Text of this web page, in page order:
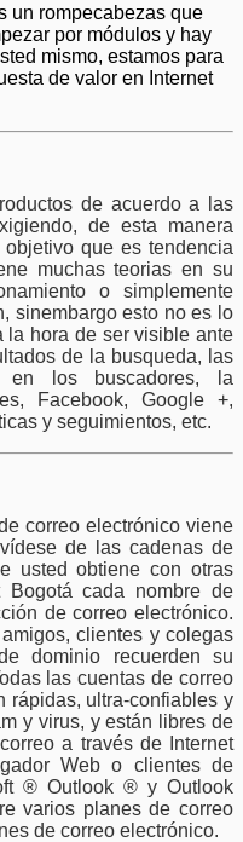
un rompecabezas que
por módulos y hay
mismo, estamos para
de valor en Internet
de acuerdo a las
de esta manera
que es tendencia
muchas teorias en su
o simplemente
sinembargo esto no es lo
la hora de ser visible ante
de la busqueda, las
en los buscadores, la
Facebook, Google +,
y seguimientos, etc.
correo electrónico viene
de las cadenas de
usted obtiene con otras
cada nombre de
de correo electrónico.
clientes y colegas
dominio recuerden su
las cuentas de correo
rápidas, ultra-confiables y
y virus, y están libres de
a través de Internet
Web o clientes de
® Outlook ® y Outlook
varios planes de correo
de correo electrónico.